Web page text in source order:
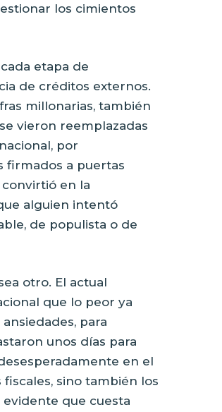
los cimientos
etapa de
de créditos externos.
millonarias, también
vieron reemplazadas
por
firmados a puertas
en la
alguien intentó
de populista o de
otro. El actual
que lo peor ya
para
unos días para
en el
sino también los
que cuesta